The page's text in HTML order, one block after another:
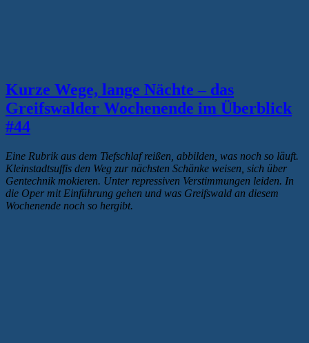
Kurze Wege, lange Nächte – das
Greifswalder Wochenende im Überblick
#44
Eine Rubrik aus dem Tiefschlaf reißen, abbilden, was noch so läuft.
Kleinstadtsuffis den Weg zur nächsten Schänke weisen, sich über
Gentechnik mokieren. Unter repressiven Verstimmungen leiden. In
die Oper mit Einführung gehen und was Greifswald an diesem
Wochenende noch so hergibt.